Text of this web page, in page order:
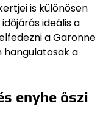
is különösen
ideális a
a Garonne
hangulatosak a
enyhe őszi